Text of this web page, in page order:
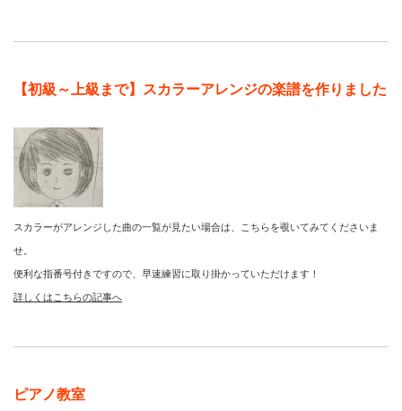
【初級～上級まで】スカラーアレンジの楽譜を作りました
スカラーがアレンジした曲の一覧が見たい場合は、こちらを覗いてみてくださいま
せ。
便利な指番号付きですので、早速練習に取り掛かっていただけます！
詳しくはこちらの記事へ
ピアノ教室